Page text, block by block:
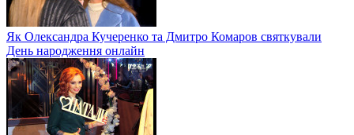
Як Олександра Кучеренко та Дмитро Комаров святкували
День народження онлайн